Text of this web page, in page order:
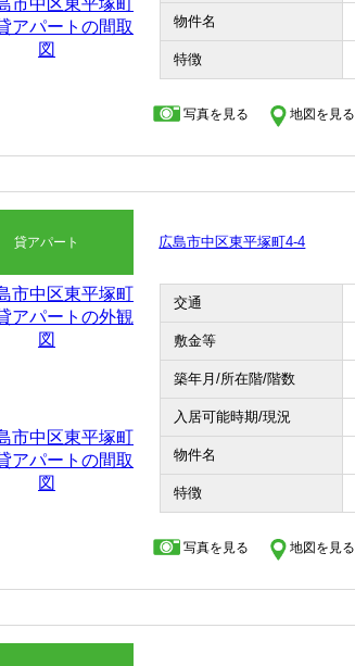
物件名
特徴
写真を見る 地図を見る
貸アパート 広島市中区東平塚町4-4
交通
敷金等
築年月/所在階/階数
入居可能時期/現況
物件名
特徴
写真を見る 地図を見る